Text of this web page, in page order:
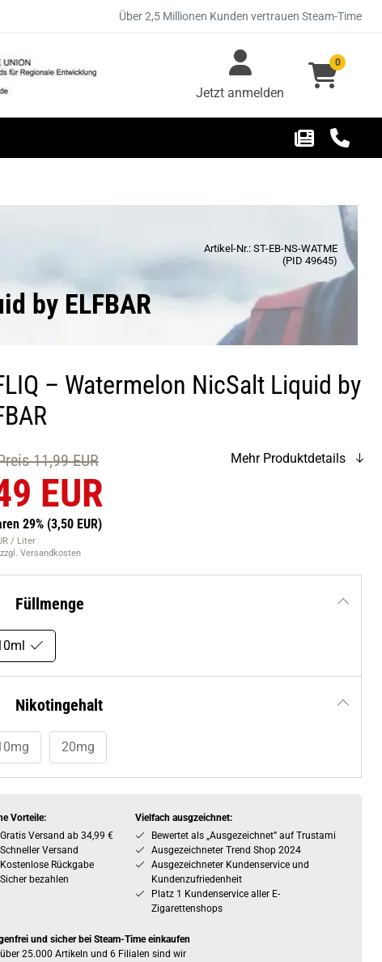
Über 2,5 Millionen Kunden vertrauen Steam-Time
Jetzt anmelden
0
Artikel-Nr.: ST-EB-NS-WATME
(PID 49645)
by ELFBAR
– Watermelon NicSalt Liquid by
11,99 EUR
EUR
29% (3,50 EUR)
/ Liter
zzgl. Versandkosten
Mehr Produktdetails
Füllmenge
Nikotingehalt
20mg
Vorteile:
Gratis Versand ab 34,99 €
Schneller Versand
Kostenlose Rückgabe
Sicher bezahlen
Vielfach ausgzeichnet:
Bewertet als „Ausgezeichnet” auf Trustami
Ausgezeichneter Trend Shop 2024
Ausgezeichneter Kundenservice und
Kundenzufriedenheit
Platz 1 Kundenservice aller E-
Zigarettenshops
und sicher bei Steam-Time einkaufen
25.000 Artikeln und 6 Filialen sind wir